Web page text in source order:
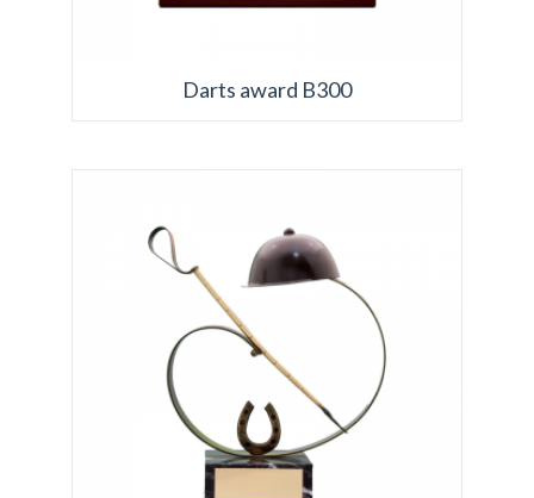
Darts award B300